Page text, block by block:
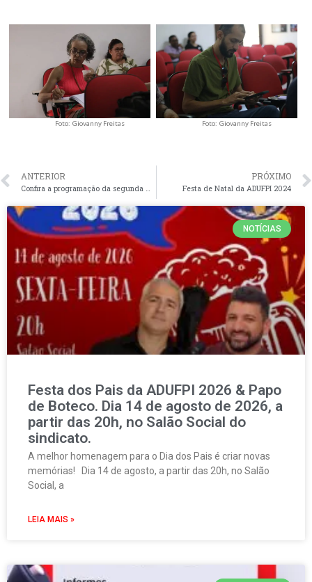
Foto: Giovanny Freitas Foto: Giovanny Freitas
ANTERIOR
Confira a programação da segunda mesa de debate do SEMINÁRIO DE FORMAÇÃO SINDICAL DA ADUFPI
PRÓXIMO
Festa de Natal da ADUFPI 2024
NOTÍCIAS
Festa dos Pais da ADUFPI 2026 & Papo
de Boteco. Dia 14 de agosto de 2026, a
partir das 20h, no Salão Social do
sindicato.
A melhor homenagem para o Dia dos Pais é criar novas
memórias! Dia 14 de agosto, a partir das 20h, no Salão
Social, a
LEIA MAIS »